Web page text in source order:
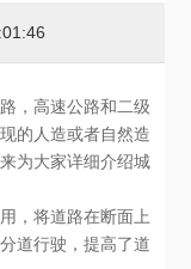
，高速公路和二级
的人造或者自然造
为大家详细介绍城
，将道路在断面上
道行驶，提高了道